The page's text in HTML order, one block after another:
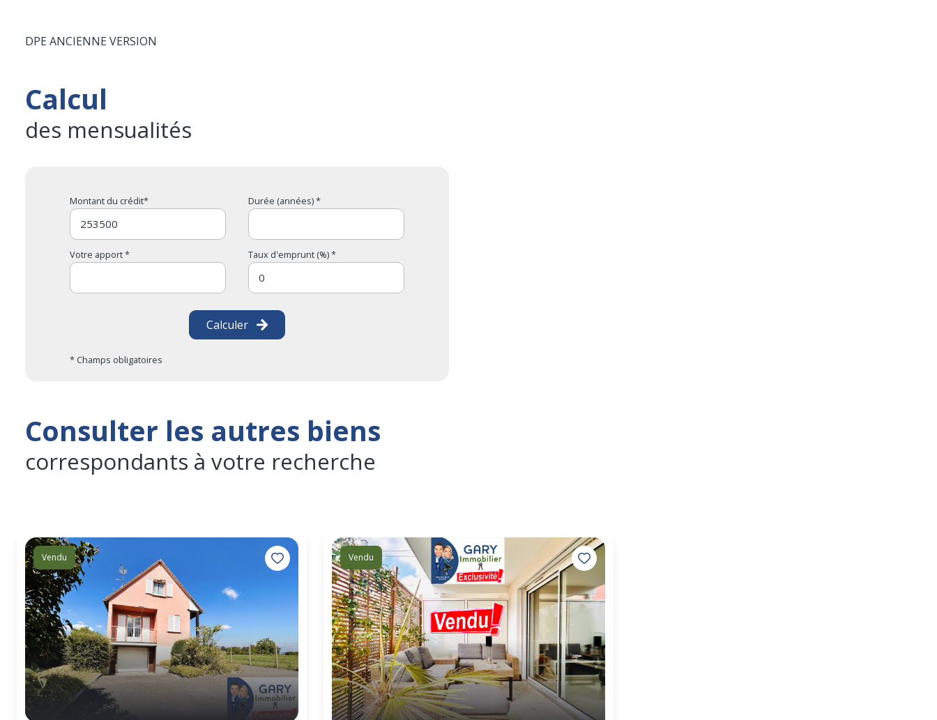
DPE ANCIENNE VERSION
Calcul
des mensualités
Montant du crédit* Durée (années) *
Votre apport * Taux d'emprunt (%) *
Calculer
* Champs obligatoires
Consulter les autres biens
correspondants à votre recherche
Vendu Vendu